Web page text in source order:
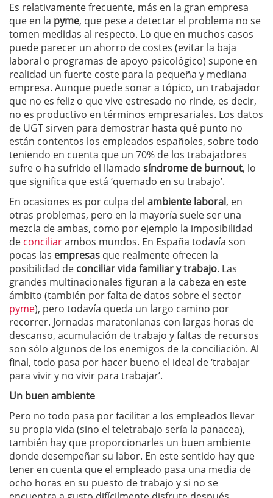
Es relativamente frecuente, más en la gran empresa
que en la pyme, que pese a detectar el problema no se
tomen medidas al respecto. Lo que en muchos casos
puede parecer un ahorro de costes (evitar la baja
laboral o programas de apoyo psicológico) supone en
realidad un fuerte coste para la pequeña y mediana
empresa. Aunque puede sonar a tópico, un trabajador
que no es feliz o que vive estresado no rinde, es decir,
no es productivo en términos empresariales. Los datos
de UGT sirven para demostrar hasta qué punto no
están contentos los empleados españoles, sobre todo
teniendo en cuenta que un 70% de los trabajadores
sufre o ha sufrido el llamado síndrome de burnout, lo
que significa que está ‘quemado en su trabajo’.
En ocasiones es por culpa del ambiente laboral, en
otras problemas, pero en la mayoría suele ser una
mezcla de ambas, como por ejemplo la imposibilidad
de conciliarambos mundos. En España todavía son
pocas las empresas que realmente ofrecen la
posibilidad de conciliar vida familiar y trabajo. Las
grandes multinacionales figuran a la cabeza en este
ámbito (también por falta de datos sobre el sector
pyme), pero todavía queda un largo camino por
recorrer. Jornadas maratonianas con largas horas de
descanso, acumulación de trabajo y faltas de recursos
son sólo algunos de los enemigos de la conciliación. Al
final, todo pasa por hacer bueno el ideal de ‘trabajar
para vivir y no vivir para trabajar’.
Un buen ambiente
Pero no todo pasa por facilitar a los empleados llevar
su propia vida (sino el teletrabajo sería la panacea),
también hay que proporcionarles un buen ambiente
donde desempeñar su labor. En este sentido hay que
tener en cuenta que el empleado pasa una media de
ocho horas en su puesto de trabajo y si no se